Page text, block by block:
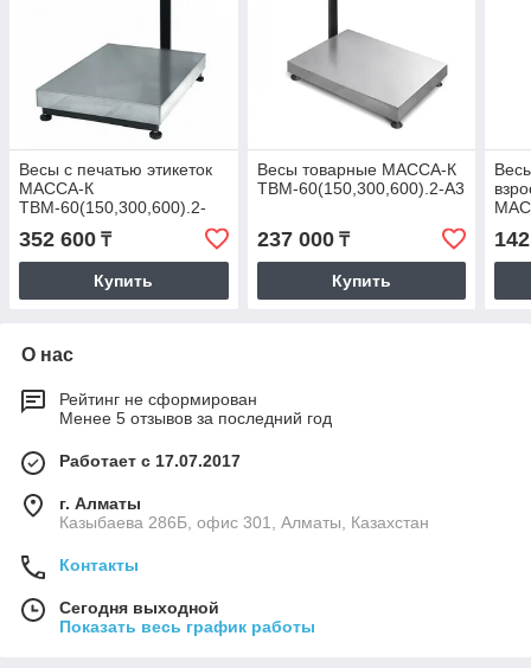
Весы с печатью этикеток
МАССА-К
ТВМ-60(150,300,600).2-
352 600 ₸
Купить
Весы товарные МАССА-К
ТВМ-60(150,300,600).2-А3
237 000₸
Купить
О нас
Рейтинг не сформирован
Менее 5 отзывов за последний год
Работает с 17.07.2017
г. Алматы
Казыбаева 286Б, офис 301, Алматы, Казахстан
Контакты
Сегодня выходной
Показать весь график работы